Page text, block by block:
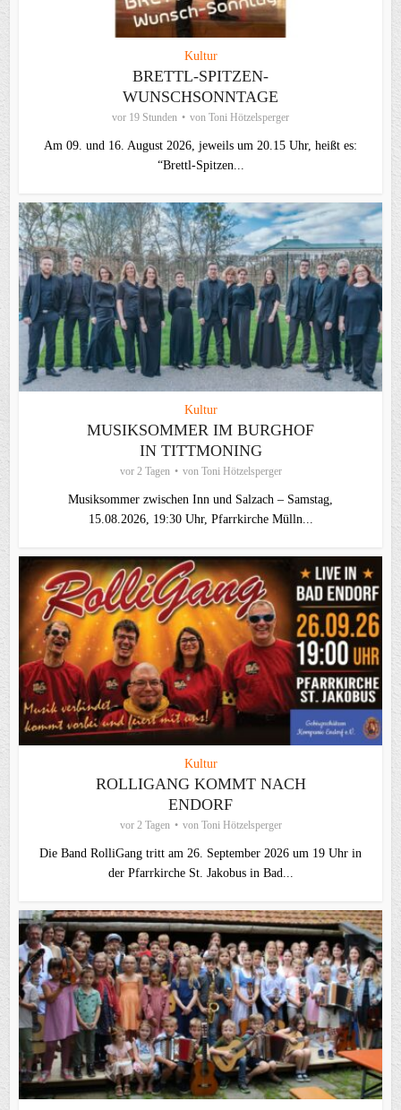
Kultur
BRETTL-SPITZEN-
WUNSCHSONNTAGE
vor 19 Stunden von Toni Hötzelsperger
Am 09. und 16. August 2026, jeweils um 20.15 Uhr, heißt es:
“Brettl-Spitzen...
Kultur
MUSIKSOMMER IM BURGHOF
IN TITTMONING
vor 2 Tagen von Toni Hötzelsperger
Musiksommer zwischen Inn und Salzach – Samstag,
15.08.2026, 19:30 Uhr, Pfarrkirche Mülln...
Kultur
ROLLIGANG KOMMT NACH
ENDORF
vor 2 Tagen von Toni Hötzelsperger
Die Band RolliGang tritt am 26. September 2026 um 19 Uhr in
der Pfarrkirche St. Jakobus in Bad...